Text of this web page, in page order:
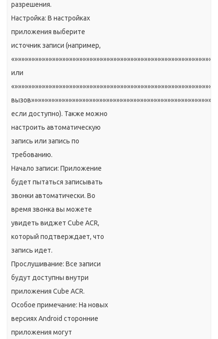
разрешения.
Настройка: В настройках
приложения выберите
источник записи (например,
или
если доступно). Также можно
настроить автоматическую
запись или запись по
требованию.
Начало записи: Приложение
будет пытаться записывать
звонки автоматически. Во
время звонка вы можете
увидеть виджет Cube ACR,
который подтверждает, что
запись идет.
Прослушивание: Все записи
будут доступны внутри
приложения Cube ACR.
Особое примечание: На новых
версиях Android сторонние
приложения могут